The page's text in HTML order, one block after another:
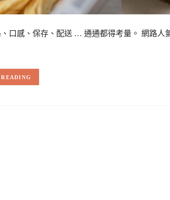
口感、保存、配送 … 通通都得考量。 網路人